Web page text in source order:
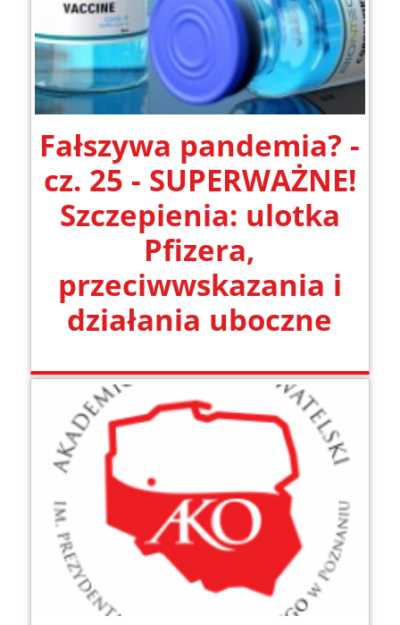
Fałszywa pandemia? -
cz. 25 - SUPERWAŻNE!
Szczepienia: ulotka
Pfizera,
przeciwwskazania i
działania uboczne